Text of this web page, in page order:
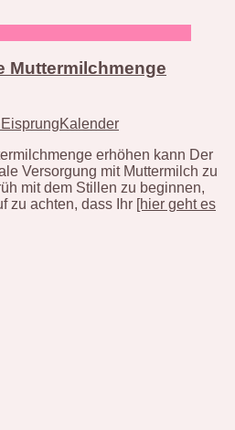
Muttermilchmenge
erhöhen kann Der
Versorgung mit Muttermilch zu
mit dem Stillen zu beginnen,
zu achten, dass Ihr [hier geht es